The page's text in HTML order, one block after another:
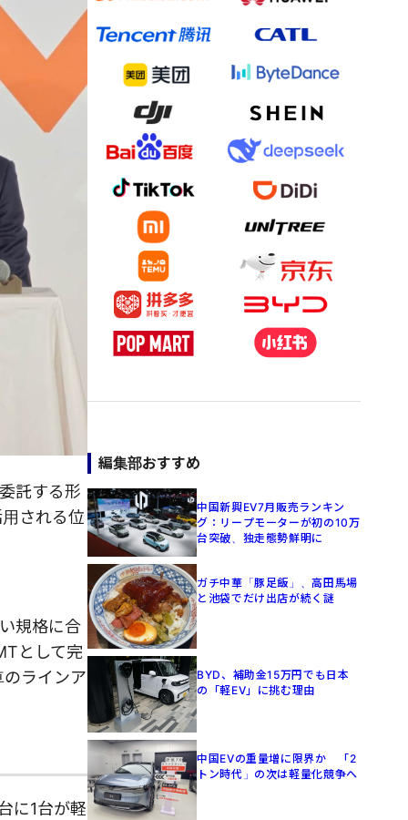
託する形
される位
規格に合
として完
ラインア
に1台が軽
編集部おすすめ
中国新興EV7月販売ランキン
グ：リープモーターが初の10万
台突破、独走態勢鮮明に
ガチ中華「豚足飯」、高田馬場
と池袋でだけ出店が続く謎
BYD、補助金15万円でも日本
の「軽EV」に挑む理由
中国EVの重量増に限界か 「2
トン時代」の次は軽量化競争へ